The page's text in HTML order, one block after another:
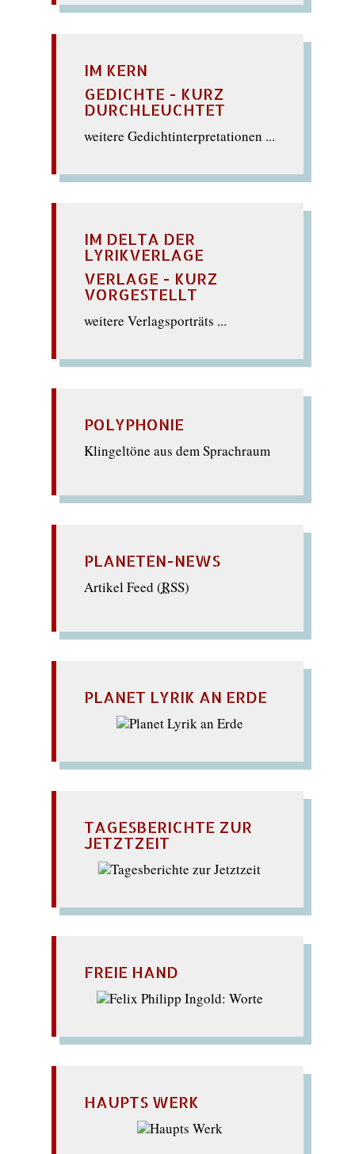
IM KERN
GEDICHTE - KURZ
DURCHLEUCHTET
weitere Gedichtinterpretationen ...
IM DELTA DER
LYRIKVERLAGE
VERLAGE - KURZ
VORGESTELLT
weitere Verlagsporträts ...
POLYPHONIE
Klingeltöne aus dem Sprachraum
PLANETEN-NEWS
Artikel Feed (RSS)
PLANET LYRIK AN ERDE
TAGESBERICHTE ZUR
JETZTZEIT
FREIE HAND
HAUPTS WERK